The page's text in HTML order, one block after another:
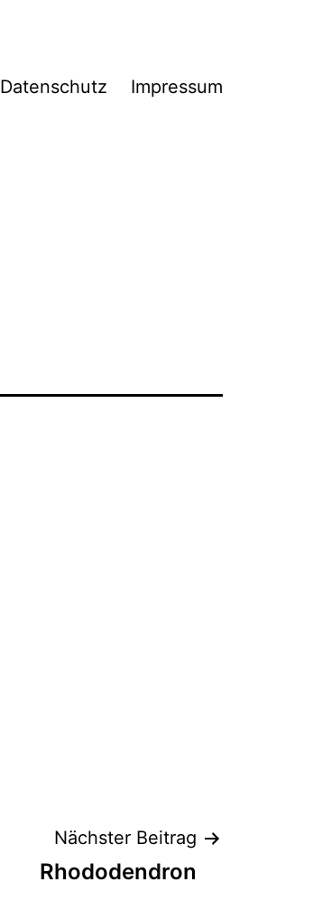
Datenschutz Impressum
Nächster Beitrag
Rhododendron